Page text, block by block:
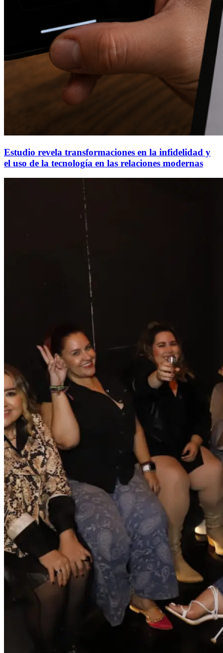
Estudio revela transformaciones en la infidelidad y
el uso de la tecnología en las relaciones modernas